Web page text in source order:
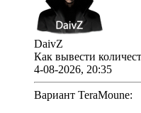
DaivZ
Как вывести
4-08-2026, 20:35
Вариант TeraMoune: